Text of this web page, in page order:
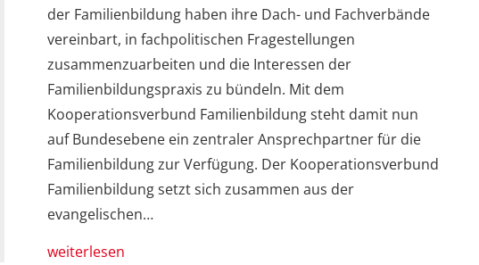
der Familienbildung haben ihre Dach- und Fachverbände
vereinbart, in fachpolitischen Fragestellungen
zusammenzuarbeiten und die Interessen der
Familienbildungspraxis zu bündeln. Mit dem
Kooperationsverbund Familienbildung steht damit nun
auf Bundesebene ein zentraler Ansprechpartner für die
Familienbildung zur Verfügung. Der Kooperationsverbund
Familienbildung setzt sich zusammen aus der
evangelischen…
weiterlesen